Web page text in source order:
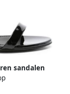
sandalen